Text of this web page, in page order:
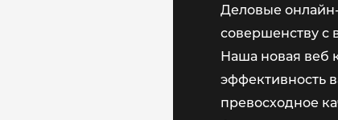
Деловые
совершенству с
Наша новая веб
эффективность
превосходное